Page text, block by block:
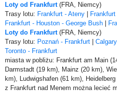
Loty od Frankfurt(FRA, Niemcy)
Trasy lotu: Frankfurt - Ateny |
Frankfurt - Houston - George Bush |
Loty do Frankfurt(FRA, Niemcy)
Trasy lotu: Poznań - Frankfurt |
Toronto - Frankfurt
miasta w pobliżu: Frankfurt am Main
Darmstadt (19 km), Mainz (20 km),
km), Ludwigshafen (61 km),
z Frankfurt nad Menem można lecieć